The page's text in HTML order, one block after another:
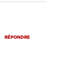
RÉPONDRE